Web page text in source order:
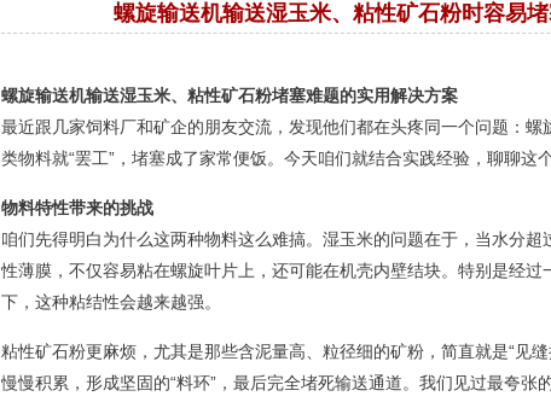
螺旋输送机输送湿玉米、粘性矿石粉时容易
螺旋输送机输送湿玉米、粘性矿石粉堵塞难题的实用解决方案
最近跟几家饲料厂和矿企的朋友交流，发现他们都在头疼同一个问题：
类物料就“罢工”，堵塞成了家常便饭。今天咱们就结合实践经验，聊聊这
物料特性带来的挑战
咱们先得明白为什么这两种物料这么难搞。湿玉米的问题在于，当水分
性薄膜，不仅容易粘在螺旋叶片上，还可能在机壳内壁结块。特别是经过
下，这种粘结性会越来越强。
粘性矿石粉更麻烦，尤其是那些含泥量高、粒径细的矿粉，简直就是“见
慢慢积累，形成坚固的“料环”，最后完全堵死输送通道。我们见过最夸张